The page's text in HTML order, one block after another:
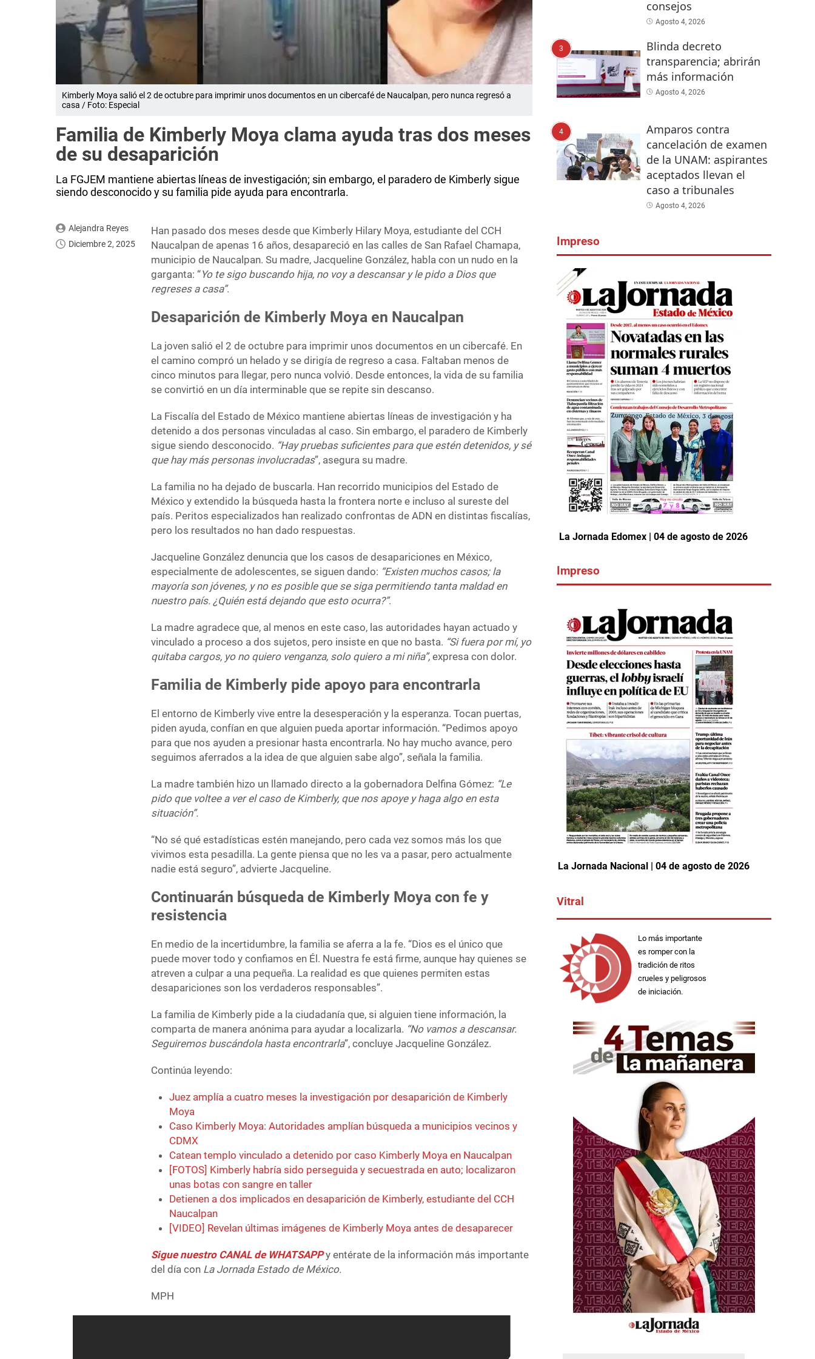
Kimberly Moya salió el 2 de octubre para imprimir unos documentos en un cibercafé de Naucalpan, pero nunca regresó a
casa / Foto: Especial
Familia de Kimberly Moya clama ayuda tras dos meses
de su desaparición
La FGJEM mantiene abiertas líneas de investigación; sin embargo, el paradero de Kimberly sigue
siendo desconocido y su familia pide ayuda para encontrarla.
Alejandra Reyes
Diciembre 2, 2025
Han pasado dos meses desde que Kimberly Hilary Moya, estudiante del CCH
Naucalpan de apenas 16 años, desapareció en las calles de San Rafael Chamapa,
municipio de Naucalpan. Su madre, Jacqueline González, habla con un nudo en la
garganta: “Yo te sigo buscando hija, no voy a descansar y le pido a Dios que
regreses a casa”.
Desaparición de Kimberly Moya en Naucalpan
La joven salió el 2 de octubre para imprimir unos documentos en un cibercafé. En
el camino compró un helado y se dirigía de regreso a casa. Faltaban menos de
cinco minutos para llegar, pero nunca volvió. Desde entonces, la vida de su familia
se convirtió en un día interminable que se repite sin descanso.
La Fiscalía del Estado de México mantiene abiertas líneas de investigación y ha
detenido a dos personas vinculadas al caso. Sin embargo, el paradero de Kimberly
sigue siendo desconocido. “Hay pruebas suficientes para que estén detenidos, y sé
que hay más personas involucradas”, asegura su madre.
La familia no ha dejado de buscarla. Han recorrido municipios del Estado de
México y extendido la búsqueda hasta la frontera norte e incluso al sureste del
país. Peritos especializados han realizado confrontas de ADN en distintas fiscalías,
pero los resultados no han dado respuestas.
Jacqueline González denuncia que los casos de desapariciones en México,
especialmente de adolescentes, se siguen dando: “Existen muchos casos; la
mayoría son jóvenes, y no es posible que se siga permitiendo tanta maldad en
nuestro país. ¿Quién está dejando que esto ocurra?”.
La madre agradece que, al menos en este caso, las autoridades hayan actuado y
vinculado a proceso a dos sujetos, pero insiste en que no basta. “Si fuera por mí, yo
quitaba cargos, yo no quiero venganza, solo quiero a mi niña”,expresa con dolor.
Familia de Kimberly pide apoyo para encontrarla
El entorno de Kimberly vive entre la desesperación y la esperanza. Tocan puertas,
piden ayuda, confían en que alguien pueda aportar información. “Pedimos apoyo
para que nos ayuden a presionar hasta encontrarla. No hay mucho avance, pero
seguimos aferrados a la idea de que alguien sabe algo”, señala la familia.
La madre también hizo un llamado directo a la gobernadora Delfina Gómez: “Le
pido que voltee a ver el caso de Kimberly, que nos apoye y haga algo en esta
situación”.
“No sé qué estadísticas estén manejando, pero cada vez somos más los que
vivimos esta pesadilla. La gente piensa que no les va a pasar, pero actualmente
nadie está seguro”, advierte Jacqueline.
Continuarán búsqueda de Kimberly Moya con fe y
resistencia
En medio de la incertidumbre, la familia se aferra a la fe. “Dios es el único que
puede mover todo y confiamos en Él. Nuestra fe está firme, aunque hay quienes se
atreven a culpar a una pequeña. La realidad es que quienes permiten estas
desapariciones son los verdaderos responsables”.
La familia de Kimberly pide a la ciudadanía que, si alguien tiene información, la
comparta de manera anónima para ayudar a localizarla. “No vamos a descansar.
Seguiremos buscándola hasta encontrarla”, concluye Jacqueline González.
Continúa leyendo:
Juez amplía a cuatro meses la investigación por desaparición de Kimberly
Moya
Caso Kimberly Moya: Autoridades amplían búsqueda a municipios vecinos y
CDMX
Catean templo vinculado a detenido por caso Kimberly Moya en Naucalpan
[FOTOS] Kimberly habría sido perseguida y secuestrada en auto; localizaron
unas botas con sangre en taller
Detienen a dos implicados en desaparición de Kimberly, estudiante del CCH
Naucalpan
[VIDEO] Revelan últimas imágenes de Kimberly Moya antes de desaparecer
Sigue nuestro CANAL de WHATSAPP y entérate de la información más importante
del día con La Jornada Estado de México.
MPH
consejos
Agosto 4, 2026
3
Blinda decreto
transparencia; abrirán
más información
Agosto 4, 2026
4
Amparos contra
cancelación de examen
de la UNAM: aspirantes
aceptados llevan el
caso a tribunales
Agosto 4, 2026
Impreso
La Jornada Edomex | 04 de agosto de 2026
Impreso
La Jornada Nacional | 04 de agosto de 2026
Vitral
Lo más importante
es romper con la
tradición de ritos
crueles y peligrosos
de iniciación.